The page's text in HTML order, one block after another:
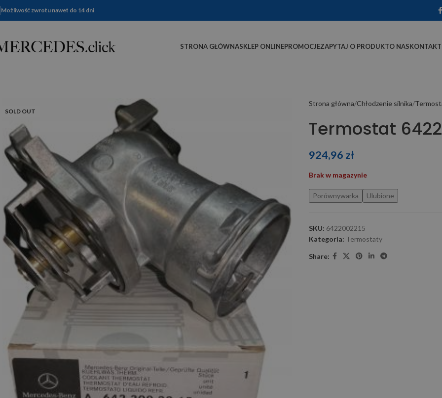
Możliwość zwrotu nawet do 14 dni
STRONA GŁÓWNASKLEP ONLINEPROMOCJEZAPYTAJ O PRODUKTO NASKONTAKT
SOLD OUT
Strona główna Chłodzenie silnika
Termostat
924,96 zł
Brak w magazynie
Porównywarka Ulubione
SKU: 6422002215
Kategoria: Termostaty
Share: